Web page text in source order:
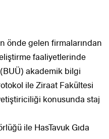
önde gelen firmalarından
faaliyetlerinde
akademik bilgi
ile Ziraat Fakültesi
konusunda staj
ile HasTavuk Gıda